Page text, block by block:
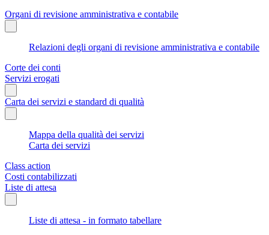
Organi di revisione amministrativa e contabile
Relazioni degli organi di revisione amministrativa e contabile
Corte dei conti
Servizi erogati
Carta dei servizi e standard di qualità
Mappa della qualità dei servizi
Carta dei servizi
Class action
Costi contabilizzati
Liste di attesa
Liste di attesa - in formato tabellare